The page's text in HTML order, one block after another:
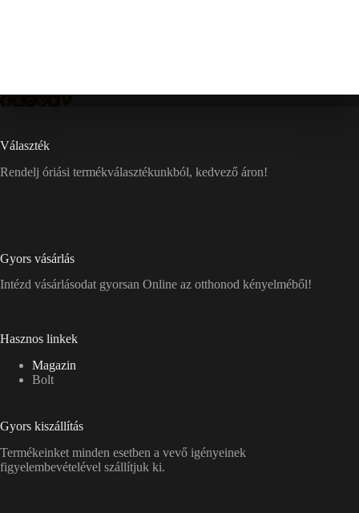
Választék
Rendelj óriási termékválasztékunkból, kedvező áron!
Gyors vásárlás
Intézd vásárlásodat gyorsan Online az otthonod kényelméből!
Hasznos linkek
Magazin
Bolt
Gyors kiszállítás
Termékeinket minden esetben a vevő igényeinek
figyelembevételével szállítjuk ki.